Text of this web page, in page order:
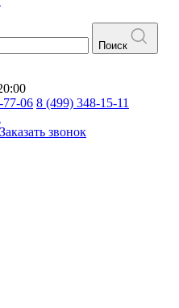
Поиск
77-06 8 (499) 348-15-11
Заказать звонок